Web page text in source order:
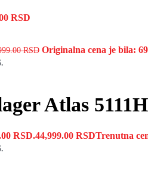
RSD
RSD Originalna cena je bila:
Atlas 5111H
RSD.44,999.00 RSDTrenutna